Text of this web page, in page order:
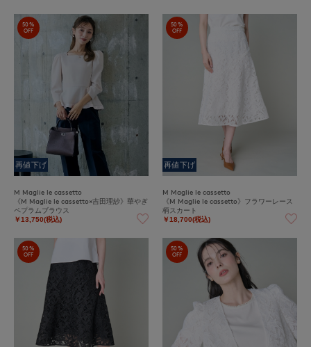
50%
OFF
再値下げ
M Maglie le cassetto
《M Maglie le cassetto×吉田理紗》華やぎ
ペプラムブラウス
￥13,750(税込)
50%
OFF
再値下げ
M Maglie le cassetto
《M Maglie le cassetto》フラワーレース
柄スカート
￥18,700(税込)
50%
OFF
50%
OFF